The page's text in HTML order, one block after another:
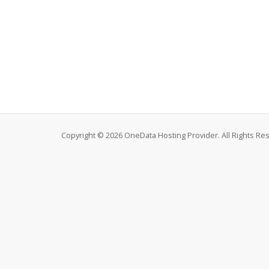
Copyright © 2026 OneData Hosting Provider. All Rights